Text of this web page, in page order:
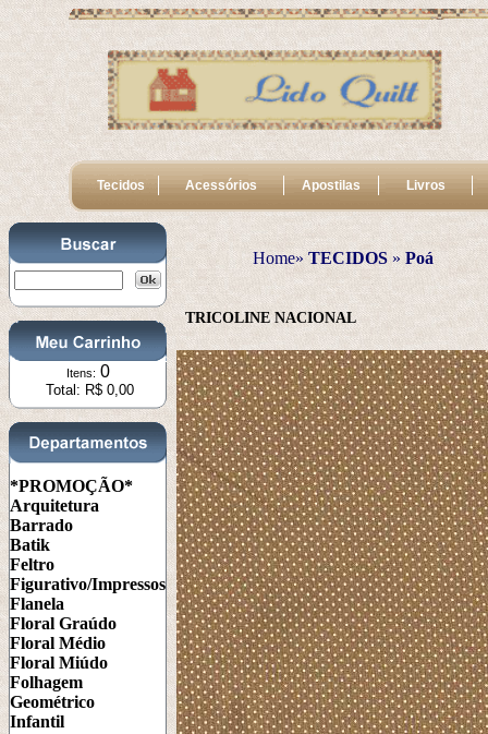
Tecidos Acessórios Apostilas Livros
Itens: 0
Total: R$ 0,00
*PROMOÇÃO*
Arquitetura
Barrado
Batik
Feltro
Figurativo/Impressos
Flanela
Floral Graúdo
Floral Médio
Floral Miúdo
Folhagem
Geométrico
Infantil
Home» TECIDOS » Poá
TRICOLINE NACIONAL